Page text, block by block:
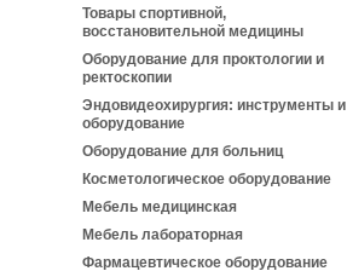
Товары спортивной,
восстановительной медицины
Оборудование для проктологии и
ректоскопии
Эндовидеохирургия: инструменты и
оборудование
Оборудование для больниц
Косметологическое оборудование
Мебель медицинская
Мебель лабораторная
Фармацевтическое оборудование